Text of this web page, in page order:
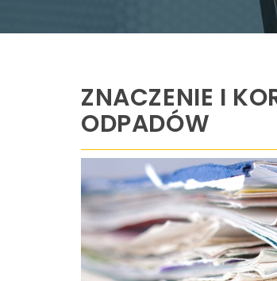
ZNACZENIE I
ODPADÓW